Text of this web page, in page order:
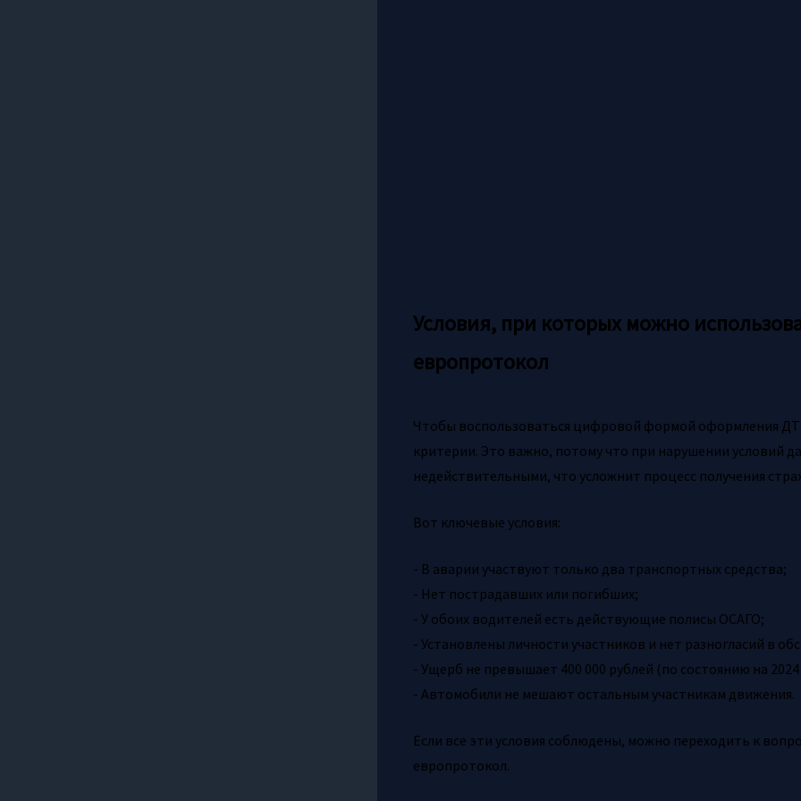
Условия, при которых можно
европротокол
Чтобы воспользоваться цифровой формой оформления
критерии. Это важно, потому что при нарушении условий
недействительными, что усложнит процесс получения
Вот ключевые условия:
- В аварии участвуют только два транспортных средства;
- Нет пострадавших или погибших;
- У обоих водителей есть действующие полисы ОСАГО;
- Установлены личности участников и нет разногласий в
- Ущерб не превышает 400 000 рублей (по состоянию на 2024
- Автомобили не мешают остальным участникам движения.
Если все эти условия соблюдены, можно переходить к
европротокол.